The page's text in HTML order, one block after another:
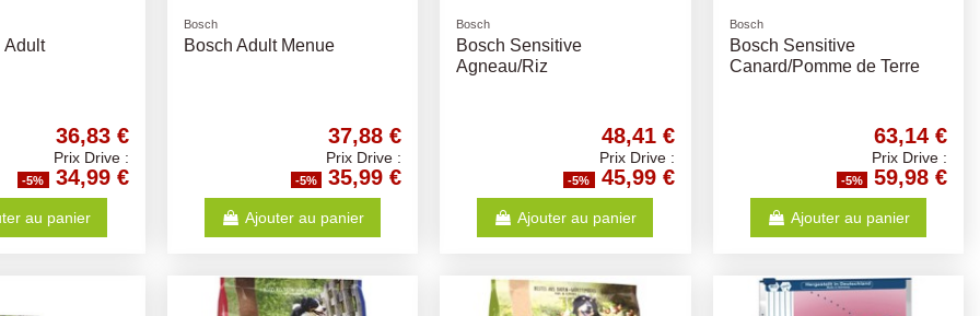
Adult
36,83 €
Prix Drive :
-5% 34,99 €
au panier
Bosch
Bosch Adult Menue
37,88 €
Prix Drive :
-5% 35,99 €
Ajouter au panier
Bosch
Bosch Sensitive
Agneau/Riz
48,41 €
Prix Drive :
-5% 45,99 €
Ajouter au panier
Bosch
Bosch Sensitive
Canard/Pomme de Terre
63,14 €
Prix Drive :
-5% 59,98 €
Ajouter au panier